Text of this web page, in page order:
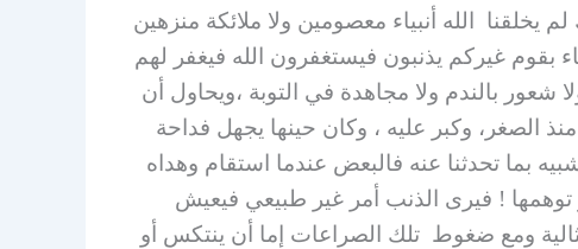
الله أنبياء معصومين ولا ملائكة منزهين
بقوم غيركم يذنبون فيستغفرون الله فيغفر لهم
بالندم ولا مجاهدة في التوبة ،ويحاول أن
الصغر، وكبر عليه ، وكان حينها يجهل فداحة
بما تحدثنا عنه فالبعض عندما استقام وهداه
توهمها ! فيرى الذنب أمر غير طبيعي فيعيش
ومع ضغوط تلك الصراعات إما أن ينتكس أو